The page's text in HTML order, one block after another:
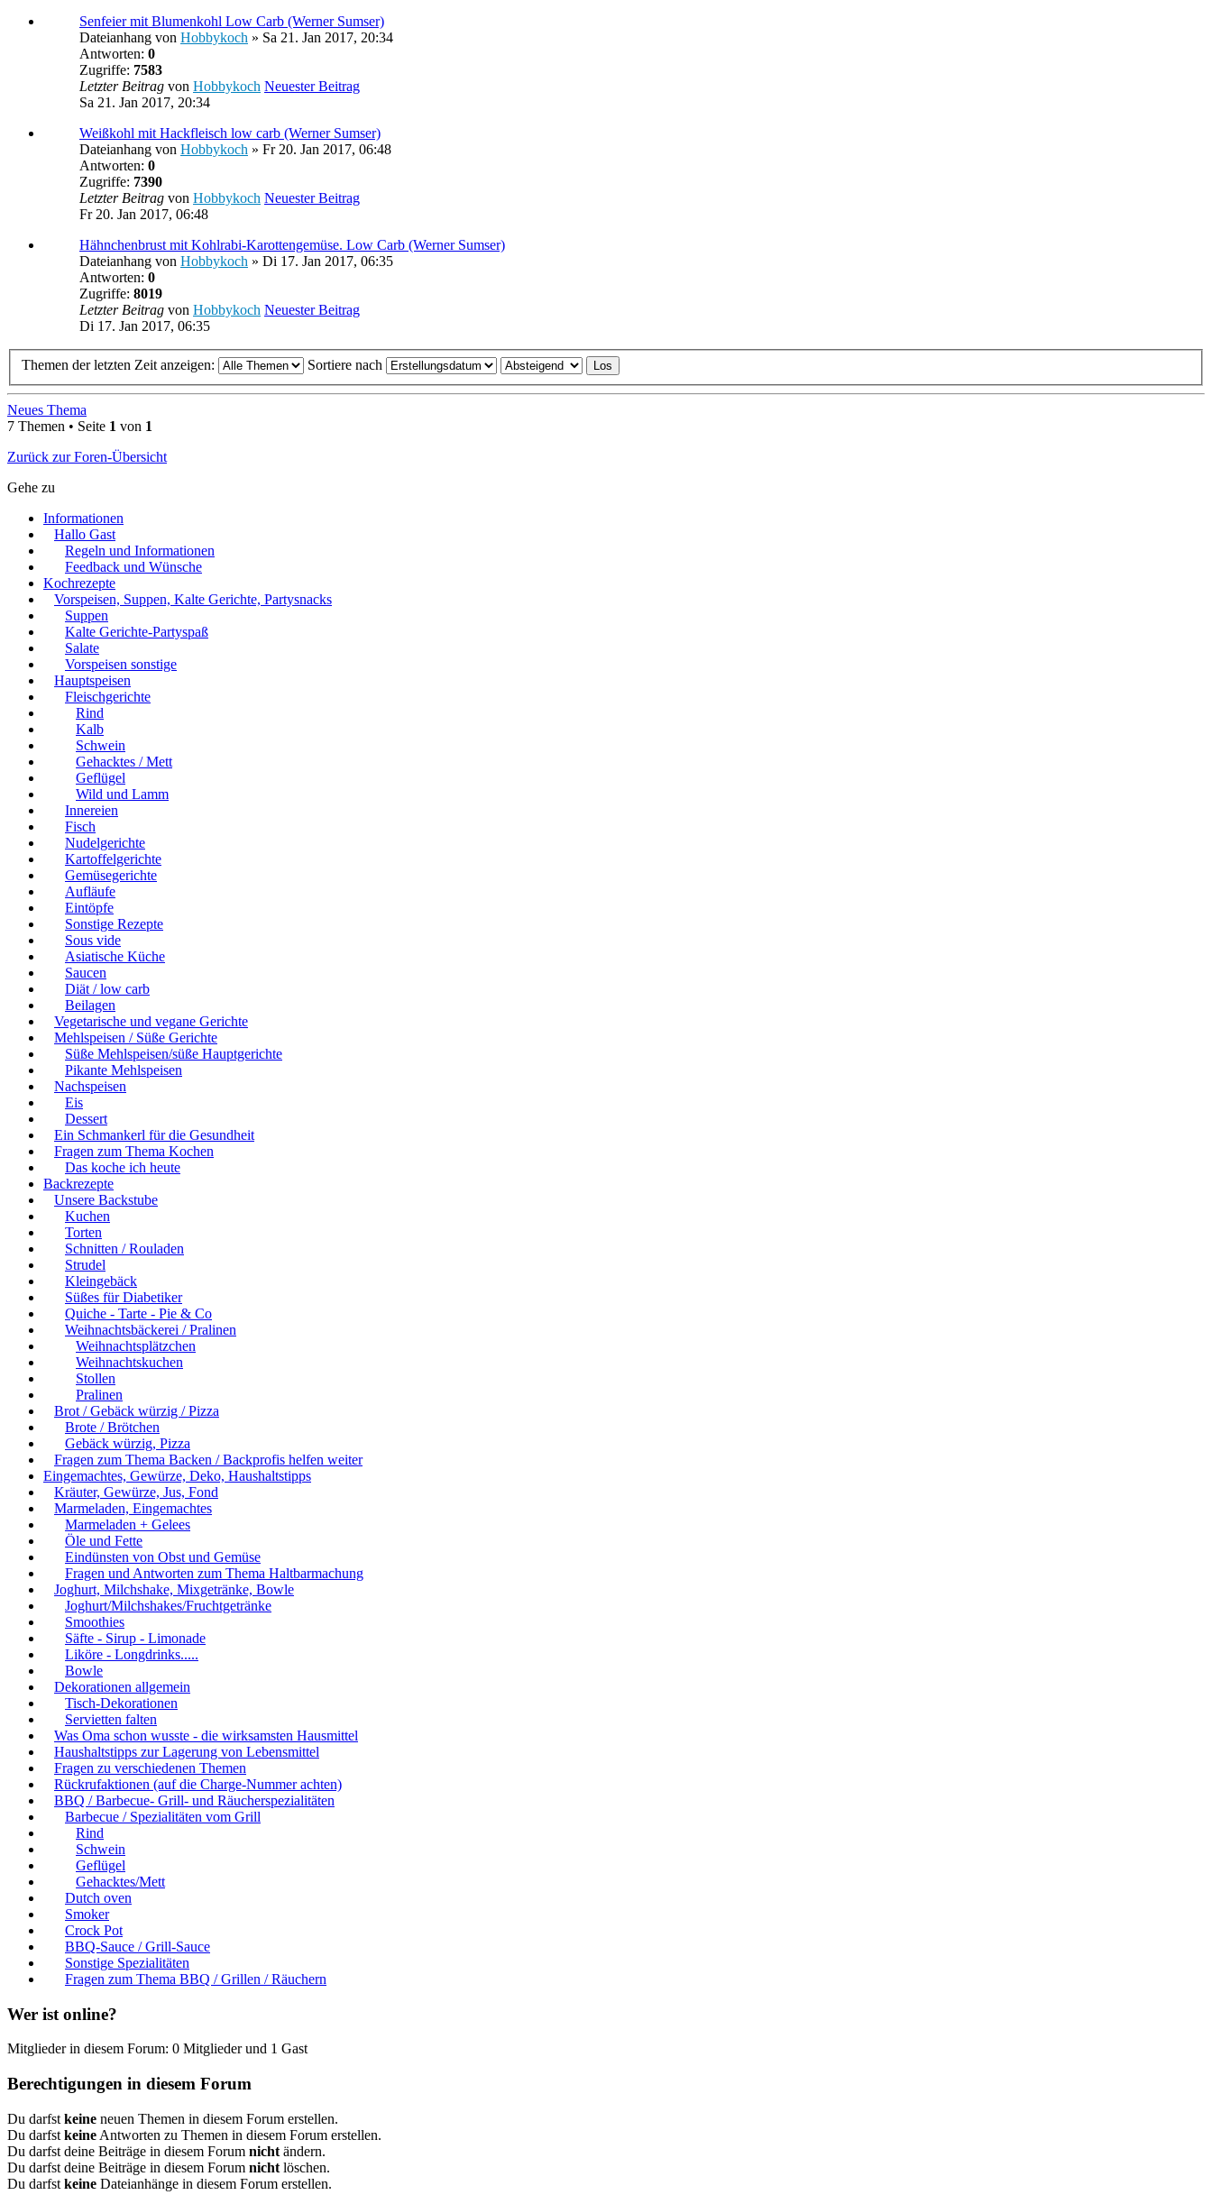
Senfeier mit Blumenkohl Low Carb (Werner Sumser)
Dateianhang von Hobbykoch » Sa 21. Jan 2017, 20:34
Antworten: 0
Zugriffe: 7583
Letzter Beitrag von Hobbykoch Neuester Beitrag
Sa 21. Jan 2017, 20:34
Weißkohl mit Hackfleisch low carb (Werner Sumser)
Dateianhang von Hobbykoch » Fr 20. Jan 2017, 06:48
Antworten: 0
Zugriffe: 7390
Letzter Beitrag von Hobbykoch Neuester Beitrag
Fr 20. Jan 2017, 06:48
Hähnchenbrust mit Kohlrabi-Karottengemüse. Low Carb (Werner Sumser)
Dateianhang von Hobbykoch » Di 17. Jan 2017, 06:35
Antworten: 0
Zugriffe: 8019
Letzter Beitrag von Hobbykoch Neuester Beitrag
Di 17. Jan 2017, 06:35
Themen der letzten Zeit anzeigen: Sortiere nach
Neues Thema
7 Themen • Seite 1 von 1
Zurück zur Foren-Übersicht
Gehe zu
Informationen
Hallo Gast
Regeln und Informationen
Feedback und Wünsche
Kochrezepte
Vorspeisen, Suppen, Kalte Gerichte, Partysnacks
Suppen
Kalte Gerichte-Partyspaß
Salate
Vorspeisen sonstige
Hauptspeisen
Fleischgerichte
Rind
Kalb
Schwein
Gehacktes / Mett
Geflügel
Wild und Lamm
Innereien
Fisch
Nudelgerichte
Kartoffelgerichte
Gemüsegerichte
Aufläufe
Eintöpfe
Sonstige Rezepte
Sous vide
Asiatische Küche
Saucen
Diät / low carb
Beilagen
Vegetarische und vegane Gerichte
Mehlspeisen / Süße Gerichte
Süße Mehlspeisen/süße Hauptgerichte
Pikante Mehlspeisen
Nachspeisen
Eis
Dessert
Ein Schmankerl für die Gesundheit
Fragen zum Thema Kochen
Das koche ich heute
Backrezepte
Unsere Backstube
Kuchen
Torten
Schnitten / Rouladen
Strudel
Kleingebäck
Süßes für Diabetiker
Quiche - Tarte - Pie & Co
Weihnachtsbäckerei / Pralinen
Weihnachtsplätzchen
Weihnachtskuchen
Stollen
Pralinen
Brot / Gebäck würzig / Pizza
Brote / Brötchen
Gebäck würzig, Pizza
Fragen zum Thema Backen / Backprofis helfen weiter
Eingemachtes, Gewürze, Deko, Haushaltstipps
Kräuter, Gewürze, Jus, Fond
Marmeladen, Eingemachtes
Marmeladen + Gelees
Öle und Fette
Eindünsten von Obst und Gemüse
Fragen und Antworten zum Thema Haltbarmachung
Joghurt, Milchshake, Mixgetränke, Bowle
Joghurt/Milchshakes/Fruchtgetränke
Smoothies
Säfte - Sirup - Limonade
Liköre - Longdrinks.....
Bowle
Dekorationen allgemein
Tisch-Dekorationen
Servietten falten
Was Oma schon wusste - die wirksamsten Hausmittel
Haushaltstipps zur Lagerung von Lebensmittel
Fragen zu verschiedenen Themen
Rückrufaktionen (auf die Charge-Nummer achten)
BBQ / Barbecue- Grill- und Räucherspezialitäten
Barbecue / Spezialitäten vom Grill
Rind
Schwein
Geflügel
Gehacktes/Mett
Dutch oven
Smoker
Crock Pot
BBQ-Sauce / Grill-Sauce
Sonstige Spezialitäten
Fragen zum Thema BBQ / Grillen / Räuchern
Wer ist online?
Mitglieder in diesem Forum: 0 Mitglieder und 1 Gast
Berechtigungen in diesem Forum
Du darfst keine neuen Themen in diesem Forum erstellen.
Du darfst keine Antworten zu Themen in diesem Forum erstellen.
Du darfst deine Beiträge in diesem Forum nicht ändern.
Du darfst deine Beiträge in diesem Forum nicht löschen.
Du darfst keine Dateianhänge in diesem Forum erstellen.